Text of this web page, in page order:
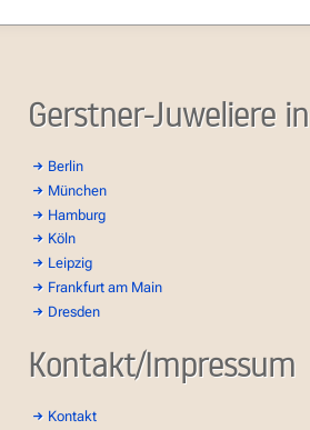
Gerstner-Juweliere in
Berlin
München
Hamburg
Köln
Leipzig
Frankfurt am Main
Dresden
Kontakt/Impressum
Kontakt